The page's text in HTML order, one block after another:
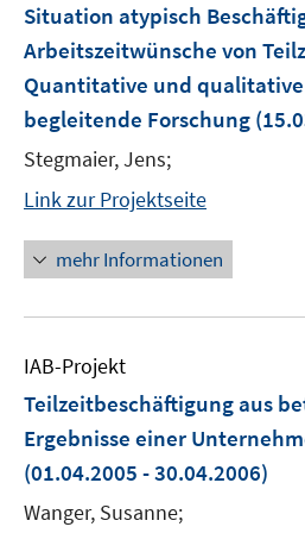
Situation atypisch
Arbeitszeitwünsche von
Quantitative und
begleitende Forschung
Stegmaier, Jens;
Link zur Projektseite
mehr Informationen
IAB-Projekt
Teilzeitbeschäftigung aus
Ergebnisse einer
(01.04.2005 - 30.04.2006)
Wanger, Susanne;